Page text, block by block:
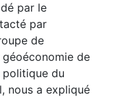
par le
par
de
de
politique du
nous a expliqué